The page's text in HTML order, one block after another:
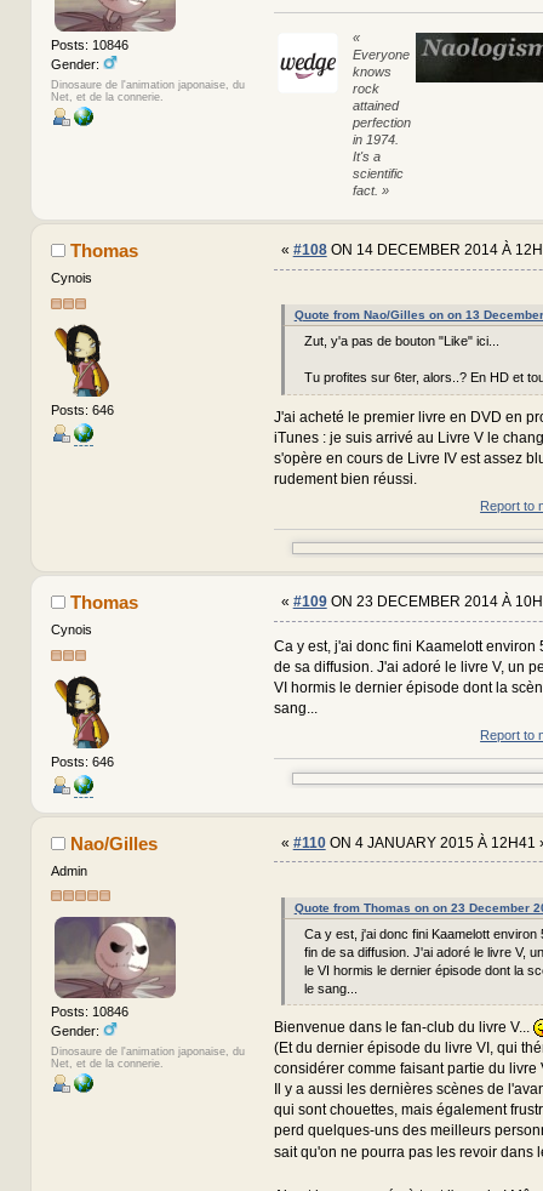
Posts: 10846
Gender:
Dinosaure de l'animation japonaise, du
Net, et de la connerie.
«
Everyone
knows
rock
attained
perfection
in 1974.
It's a
scientific
fact. »
Thomas
Cynois
Posts: 646
« #108ON 14 DECEMBER 2014 À
Quote from Nao/Gilles on on 13
Zut, y'a pas de bouton "Like" ici...
Tu profites sur 6ter, alors..? En HD et
J'ai acheté le premier livre en DVD en
iTunes : je suis arrivé au Livre V le
s'opère en cours de Livre IV est assez
rudement bien réussi.
Report to
Thomas
Cynois
Posts: 646
« #109ON 23 DECEMBER 2014 À
Ca y est, j'ai donc fini Kaamelott environ
de sa diffusion. J'ai adoré le livre V, un
VI hormis le dernier épisode dont la
sang...
Report to
Nao/Gilles
Admin
Posts: 10846
Gender:
Dinosaure de l'animation japonaise, du
Net, et de la connerie.
« #110ON 4 JANUARY 2015 À 12H41
Quote from Thomas on on 23 December
Ca y est, j'ai donc fini Kaamelott environ
fin de sa diffusion. J'ai adoré le livre V,
le VI hormis le dernier épisode dont la
le sang...
Bienvenue dans le fan-club du livre V...
(Et du dernier épisode du livre VI, qui
considérer comme faisant partie du livre
Il y a aussi les dernières scènes de
qui sont chouettes, mais également
perd quelques-uns des meilleurs
sait qu'on ne pourra pas les revoir dans